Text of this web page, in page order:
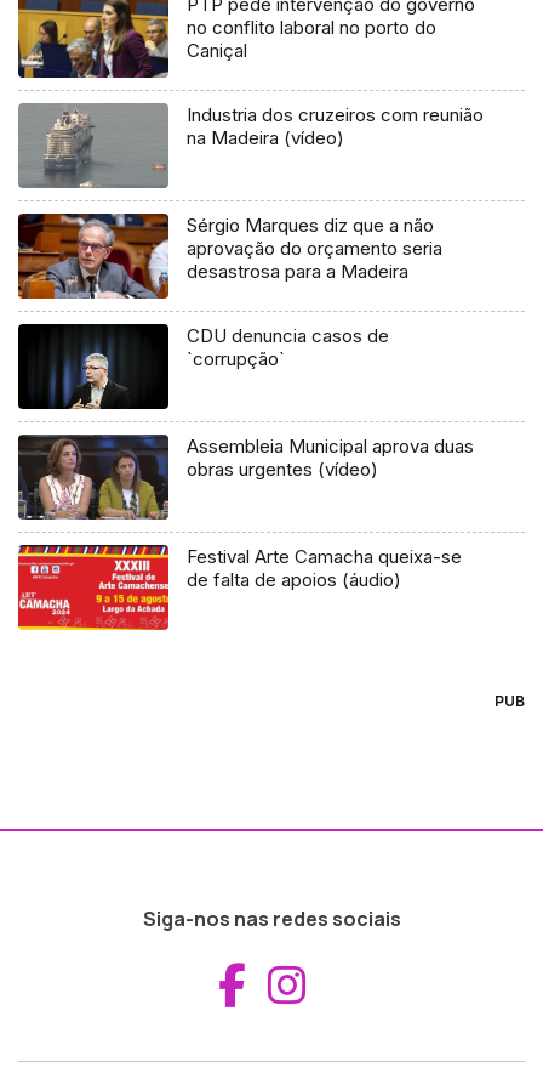
PTP pede intervenção do governo
no conflito laboral no porto do
Caniçal
Industria dos cruzeiros com reunião
na Madeira (vídeo)
Sérgio Marques diz que a não
aprovação do orçamento seria
desastrosa para a Madeira
CDU denuncia casos de
`corrupção`
Assembleia Municipal aprova duas
obras urgentes (vídeo)
Festival Arte Camacha queixa-se
de falta de apoios (áudio)
PUB
Siga-nos nas redes sociais
Aceder ao